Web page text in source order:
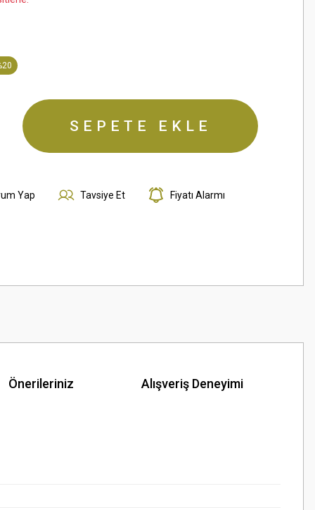
SEPETE EKLE
Yap Tavsiye Et Fiyatı Alarmı
Önerileriniz Alışveriş Deneyimi